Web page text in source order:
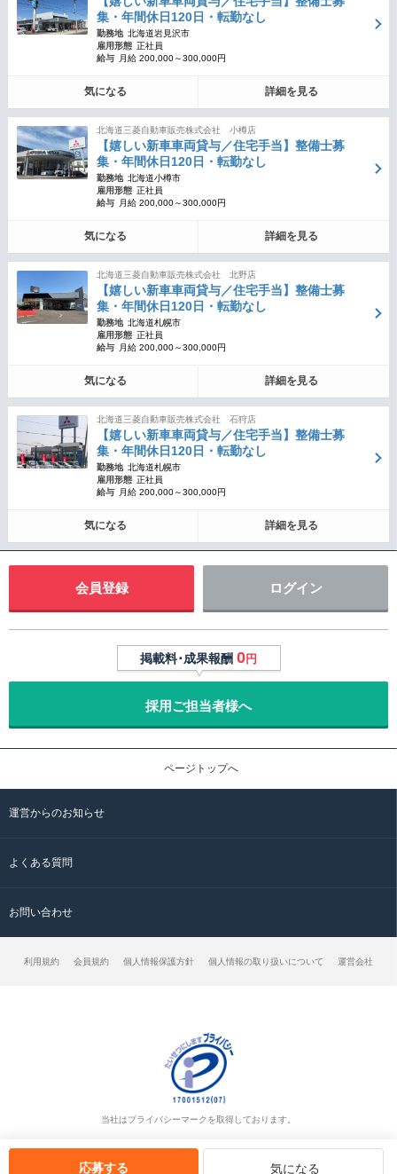
応募する 気になる
集・年間休日120日・転勤なし
勤務地 北海道岩見沢市
雇用形態 正社員
給与
月給 200,000～300,000円
気になる 詳細を見る
北海道三菱自動車販売株式会社 小樽店
【嬉しい新車車両貸与／住宅手当】整備士募
集・年間休日120日・転勤なし
勤務地 北海道小樽市
雇用形態 正社員
給与
月給 200,000～300,000円
気になる 詳細を見る
北海道三菱自動車販売株式会社 北野店
【嬉しい新車車両貸与／住宅手当】整備士募
集・年間休日120日・転勤なし
勤務地 北海道札幌市
雇用形態 正社員
給与
月給 200,000～300,000円
気になる 詳細を見る
北海道三菱自動車販売株式会社 石狩店
【嬉しい新車車両貸与／住宅手当】整備士募
集・年間休日120日・転勤なし
勤務地 北海道札幌市
雇用形態 正社員
給与
月給 200,000～300,000円
気になる 詳細を見る
会員登録 ログイン
掲載料･成果報酬 0円
採用ご担当者様へ
ページトップへ
運営からのお知らせ
よくある質問
お問い合わせ
利用規約 会員規約 個人情報保護方針 個人情報の取り扱いについて 運営会社
当社はプライバシーマークを取得しております。